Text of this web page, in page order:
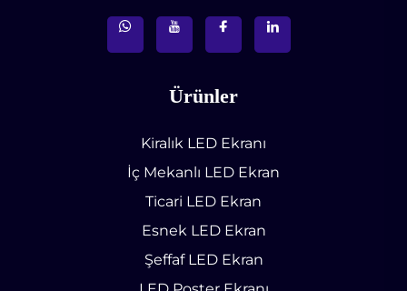
Ürünler
Kiralık LED Ekranı
İç Mekanlı LED Ekran
Ticari LED Ekran
Esnek LED Ekran
Şeffaf LED Ekran